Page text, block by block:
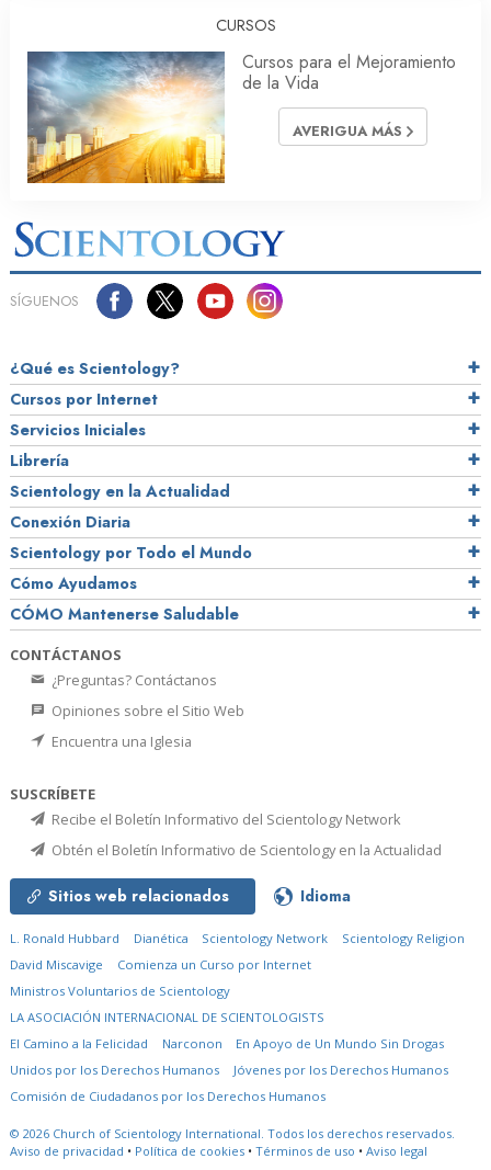
CURSOS
Cursos para el Mejoramiento
de la Vida
AVERIGUA MÁS
SÍGUENOS
¿Qué es Scientology?
Cursos por Internet
Servicios Iniciales
Librería
Scientology en la Actualidad
Conexión Diaria
Scientology por Todo el Mundo
Cómo Ayudamos
CÓMO Mantenerse Saludable
CONTÁCTANOS
¿Preguntas? Contáctanos
Opiniones sobre el Sitio Web
Encuentra una Iglesia
SUSCRÍBETE
Recibe el Boletín Informativo del Scientology Network
Obtén el Boletín Informativo de Scientology en la Actualidad
Sitios web relacionados Idioma
L. Ronald Hubbard Dianética Scientology Network
Scientology Religion
David Miscavige
Comienza un Curso por Internet
Ministros Voluntarios de Scientology
LA ASOCIACIÓN INTERNACIONAL DE SCIENTOLOGISTS
El Camino a la Felicidad
Narconon
En Apoyo de Un Mundo Sin Drogas
Unidos por los Derechos Humanos
Jóvenes por los Derechos Humanos
Comisión de Ciudadanos por los Derechos Humanos
© 2026 Church of Scientology International. Todos los derechos reservados.
Aviso de privacidad • Política de cookies • Términos de uso • Aviso legal